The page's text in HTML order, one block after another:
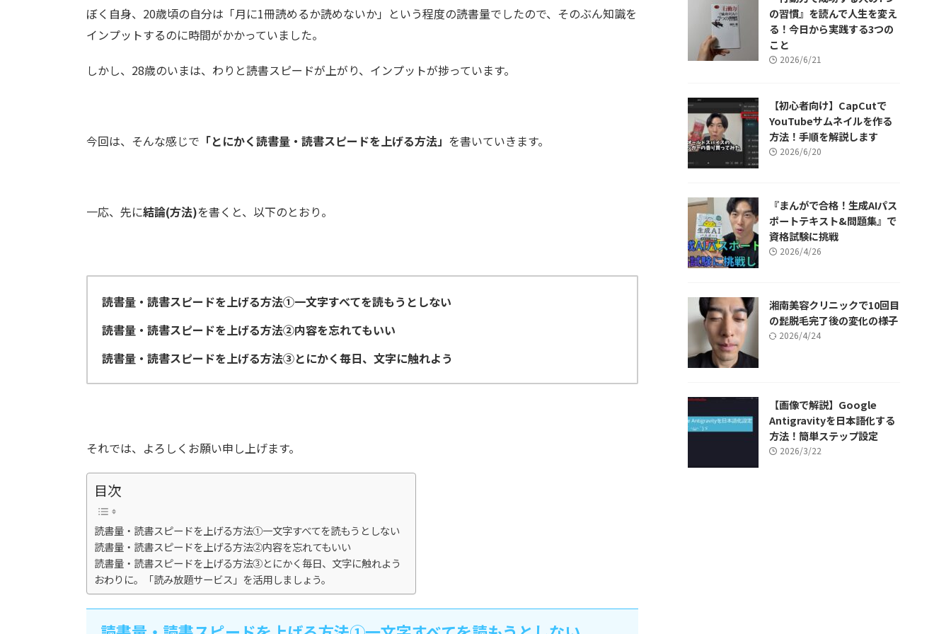
ぼく自身、20歳頃の自分は「月に1冊読めるか読めないか」という程度の読書量でしたので、そのぶん知識を
インプットするのに時間がかかっていました。
しかし、28歳のいまは、わりと読書スピードが上がり、インプットが捗っています。
今回は、そんな感じで 「とにかく読書量・読書スピードを上げる方法」 を書いていきます。
一応、先に結論(方法)を書くと、以下のとおり。
読書量・読書スピードを上げる方法①一文字すべてを読もうとしない
読書量・読書スピードを上げる方法②内容を忘れてもいい
読書量・読書スピードを上げる方法③とにかく毎日、文字に触れよう
それでは、よろしくお願い申し上げます。
目次
読書量・読書スピードを上げる方法①一文字すべてを読もうとしない
読書量・読書スピードを上げる方法②内容を忘れてもいい
読書量・読書スピードを上げる方法③とにかく毎日、文字に触れよう
おわりに。「読み放題サービス」を活用しましょう。
の習慣』を読んで人生を変え
る！今日から実践する3つの
こと
2026/6/21
【初心者向け】CapCutで
YouTubeサムネイルを作る
方法！手順を解説します
2026/6/20
『まんがで合格！生成AIパス
ポートテキスト&問題集』で
資格試験に挑戦
2026/4/26
湘南美容クリニックで10回目
の髭脱毛完了後の変化の様子
2026/4/24
【画像で解説】Google
Antigravityを日本語化する
方法！簡単ステップ設定
2026/3/22